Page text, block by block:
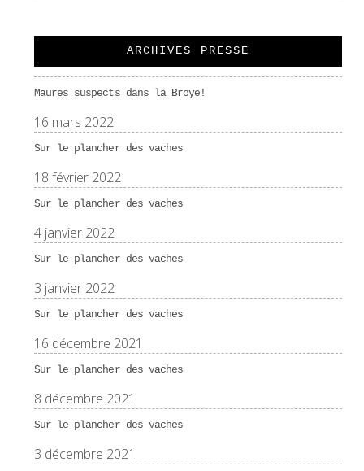
ARCHIVES PRESSE
Maures suspects dans la Broye!
16 mars 2022
Sur le plancher des vaches
18 février 2022
Sur le plancher des vaches
4 janvier 2022
Sur le plancher des vaches
3 janvier 2022
Sur le plancher des vaches
16 décembre 2021
Sur le plancher des vaches
8 décembre 2021
Sur le plancher des vaches
3 décembre 2021